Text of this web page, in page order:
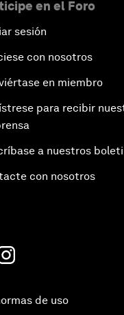
en el Foro
sesión
con nosotros
en miembro
para recibir
a nuestros
con nosotros
de uso